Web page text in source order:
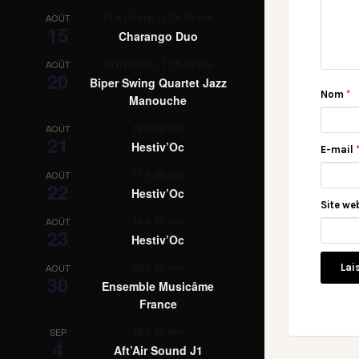
AOÛT
15
11 h 00 min - 17 h 00 min
Charango Duo
AOÛT
20
16 h 00 min - 17 h 00 min
Biper Swing Quartet Jazz
Manouche
AOÛT
21
19 h 30 min
Hestiv’Oc
AOÛT
22
17 h 30 min
Hestiv’Oc
AOÛT
23
16 h 30 min
Hestiv’Oc
AOÛT
30
20 h 00 min
Ensemble Musicâme
France
SEP
4
18 h 00 min
Aft’Air Sound J1
Nom *
E-mail *
Site